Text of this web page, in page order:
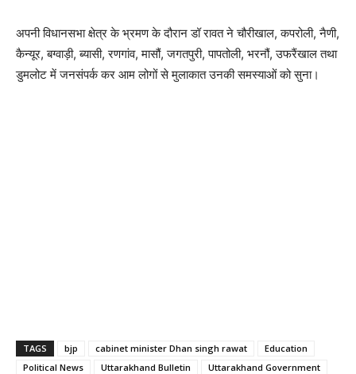
अपनी विधानसभा क्षेत्र के भ्रमण के दौरान डॉ रावत ने चौरीखाल, कपरोली, नैणी,
कैन्यूर, बग्वाड़ी, ब्यासी, रणगांव, मासौं, जगतपुरी, पापतोली, भरनौं, उफरैंखाल तथा
डुमलोट में जनसंपर्क कर आम लोगों से मुलाकात उनकी समस्याओं को सुना।
TAGS bjp cabinet minister Dhan singh rawat
Education
Political News
Uttarakhand Bulletin Uttarakhand Government